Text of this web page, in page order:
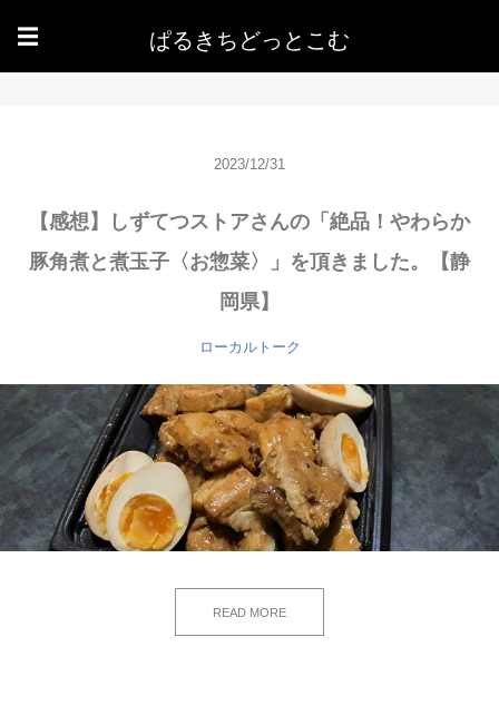
☰ ぱるきちどっとこむ
2023/12/31
【感想】しずてつストアさんの「絶品！やわらか
豚角煮と煮玉子〈お惣菜〉」を頂きました。【静
岡県】
ローカルトーク
READ MORE